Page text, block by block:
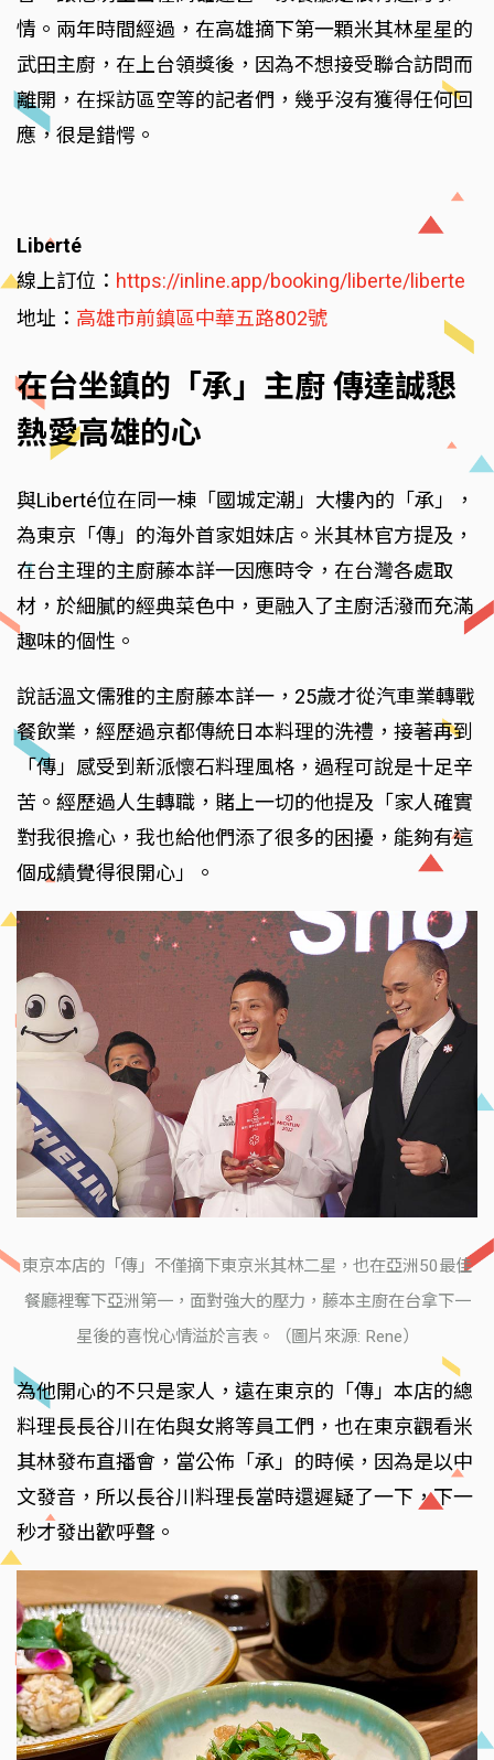
情。兩年時間經過，在高雄摘下第一顆米其林星星的
武田主廚，在上台領獎後，因為不想接受聯合訪問而
離開，在採訪區空等的記者們，幾乎沒有獲得任何回
應，很是錯愕。
Liberté
線上訂位： https://inline.app/booking/liberte/liberte
地址： 高雄市前鎮區中華五路802號
在台坐鎮的「承」主廚 傳達誠懇
熱愛高雄的心
與Liberté位在同一棟「國城定潮」大樓內的「承」，
為東京「傳」的海外首家姐妹店。米其林官方提及，
在台主理的主廚藤本詳一因應時令，在台灣各處取
材，於細膩的經典菜色中，更融入了主廚活潑而充滿
趣味的個性。
說話溫文儒雅的主廚藤本詳一，25歲才從汽車業轉戰
餐飲業，經歷過京都傳統日本料理的洗禮，接著再到
「傳」感受到新派懷石料理風格，過程可說是十足辛
苦。經歷過人生轉職，賭上一切的他提及「家人確實
對我很擔心，我也給他們添了很多的困擾，能夠有這
個成績覺得很開心」。
東京本店的「傳」不僅摘下東京米其林二星，也在亞洲50最佳
餐廳裡奪下亞洲第一，面對強大的壓力，藤本主廚在台拿下一
星後的喜悅心情溢於言表。（圖片來源: Rene）
為他開心的不只是家人，遠在東京的「傳」本店的總
料理長長谷川在佑與女將等員工們，也在東京觀看米
其林發布直播會，當公佈「承」的時候，因為是以中
文發音，所以長谷川料理長當時還遲疑了一下，下一
秒才發出歡呼聲。